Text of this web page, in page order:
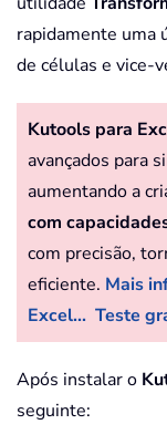
rapidamente uma
de células e vice-
Kutools para
avançados para
aumentando a
com
com precisão,
eficiente. Mais
Excel... Teste
Após instalar o
seguinte: